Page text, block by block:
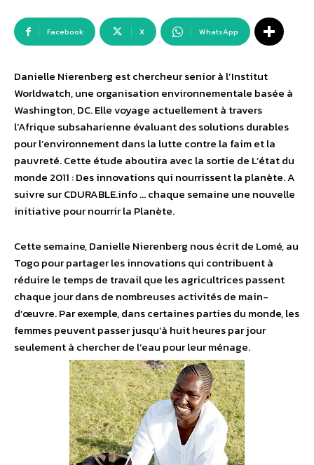
Facebook X WhatsApp
Danielle Nierenberg est chercheur senior à l’Institut
Worldwatch, une organisation environnementale basée à
Washington, DC. Elle voyage actuellement à travers
l’Afrique subsaharienne évaluant des solutions durables
pour l’environnement dans la lutte contre la faim et la
pauvreté. Cette étude aboutira avec la sortie de L’état du
monde 2011 : Des innovations qui nourrissent la planète. A
suivre sur CDURABLE.info … chaque semaine une nouvelle
initiative pour nourrir la Planète.
Cette semaine, Danielle Nierenberg nous écrit de Lomé, au
Togo pour partager les innovations qui contribuent à
réduire le temps de travail que les agricultrices passent
chaque jour dans de nombreuses activités de main-
d’œuvre. Par exemple, dans certaines parties du monde, les
femmes peuvent passer jusqu’à huit heures par jour
seulement à chercher de l’eau pour leur ménage.